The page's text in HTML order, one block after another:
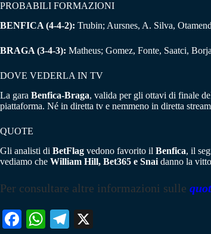
PROBABILI FORMAZIONI
BENFICA (4-4-2): Trubin; Aursnes, A. Silva,
BRAGA (3-4-3): Matheus; Gomez, Fonte, Saatci,
DOVE VEDERLA IN TV
La gara Benfica-Braga, valida per gli ottavi di finale
piattaforma. Né in diretta tv e nemmeno in diretta
QUOTE
Gli analisti di BetFlag vedono favorito il Benfica, il
vediamo che William Hill, Bet365 e Snai danno la
Per consultare altre informazioni sulle
Fa W
Te